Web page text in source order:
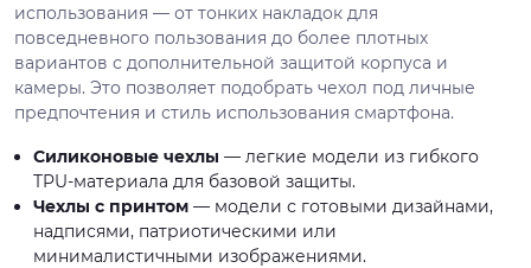
использования — от тонких накладок для
повседневного пользования до более плотных
вариантов с дополнительной защитой корпуса и
камеры. Это позволяет подобрать чехол под личные
предпочтения и стиль использования смартфона.
Силиконовые чехлы — легкие модели из гибкого
TPU-материала для базовой защиты.
Чехлы с принтом — модели с готовыми дизайнами,
надписями, патриотическими или
минималистичными изображениями.